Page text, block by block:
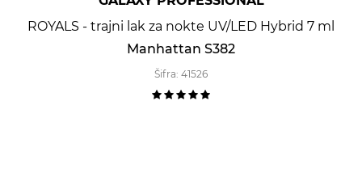
ROYALS - trajni lak za nokte UV/LED Hybrid 7 ml
Manhattan S382
Šifra: 41526